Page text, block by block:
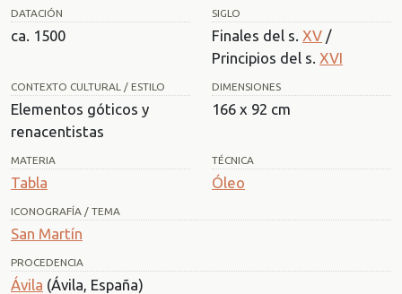
DATACIÓN
ca. 1500
SIGLO
Finales del s. XV /
Principios del s. XVI
CONTEXTO CULTURAL / ESTILO
Elementos góticos y
renacentistas
DIMENSIONES
166 x 92 cm
MATERIA
Tabla
TÉCNICA
Óleo
ICONOGRAFÍA / TEMA
San Martín
PROCEDENCIA
Ávila (Ávila, España)